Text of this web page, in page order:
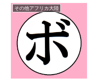
その他アフリカ大陸